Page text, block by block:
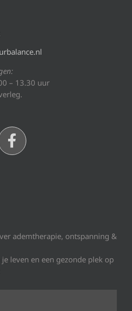
– 13.30 uur
ademtherapie, ontspanning &
leven en een gezonde plek op